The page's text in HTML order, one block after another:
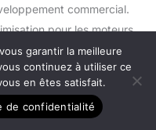
commercial.
pour les moteurs
pour bâtir une présence
la qualité de votre savoir-
garantir la meilleure
continuez à utiliser ce
en êtes satisfait.
de confidentialité